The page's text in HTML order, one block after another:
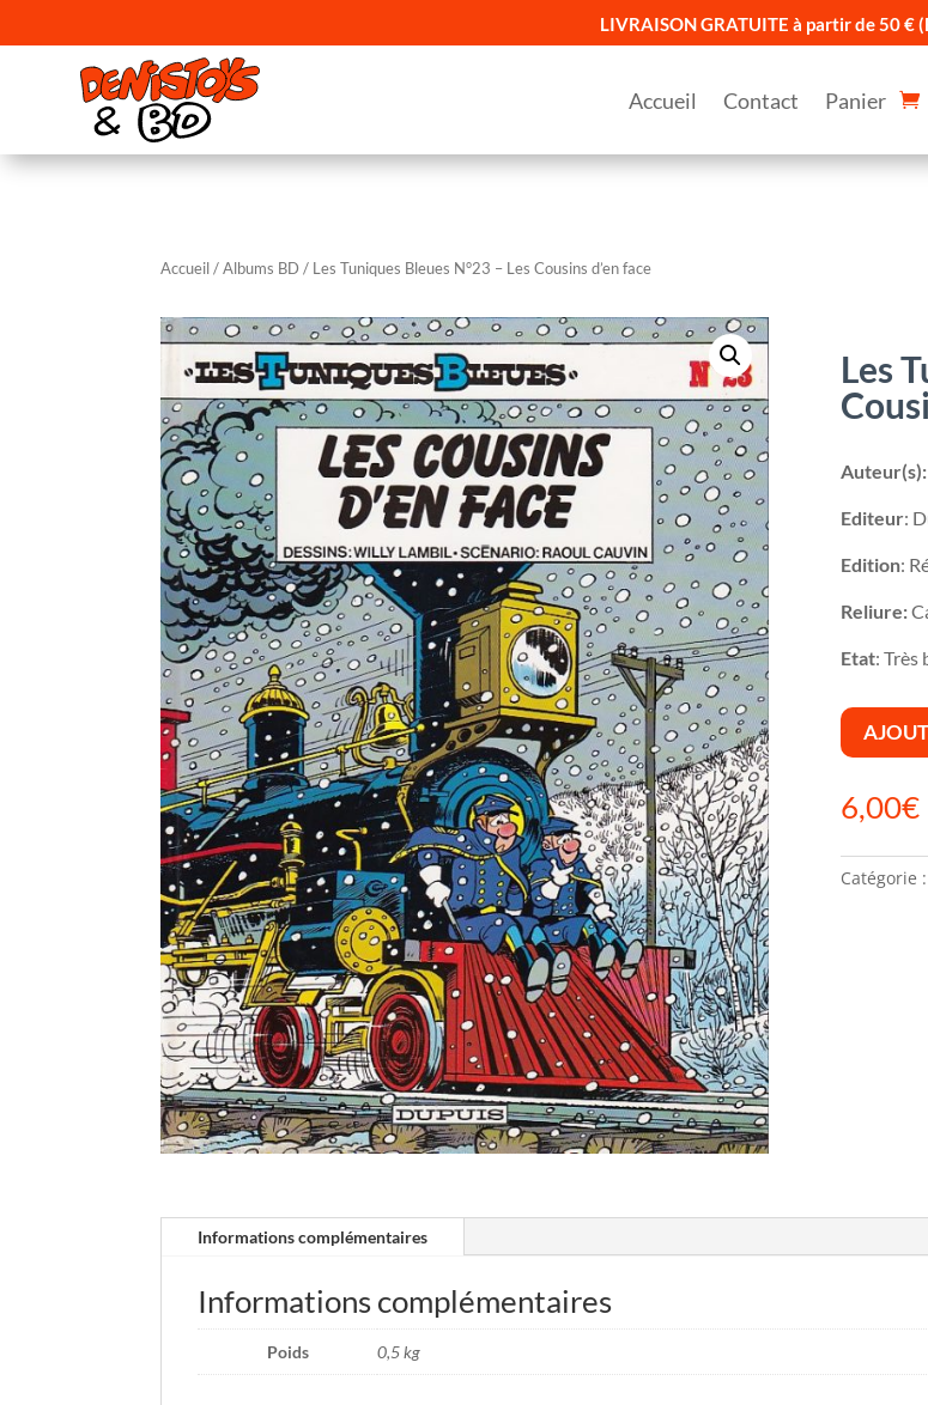
LIVRAISON GRATUITE à partir de 50 €
Accueil Contact Panier
Accueil/Albums BD / Les Tuniques Bleues N°23 – Les Cousins d’en face
Les
Auteur(s):
Editeur:
Edition:
Reliure:
Etat: Très
6,00€
Catégorie :
Informations complémentaires
Informations complémentaires
Poids 0,5 kg